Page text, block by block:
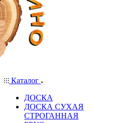
Каталог
ДОСКА
ДОСКА СУХАЯ
СТРОГАННАЯ